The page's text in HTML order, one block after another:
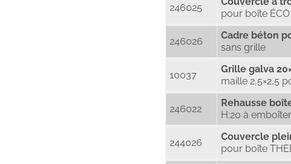
246025
pour boîte ÉCO
246026
Cadre béton
sans grille
10037
Grille galva
maille 2,5×2,5
246022
Rehausse
H:20 à
244026
Couvercle
pour boîte